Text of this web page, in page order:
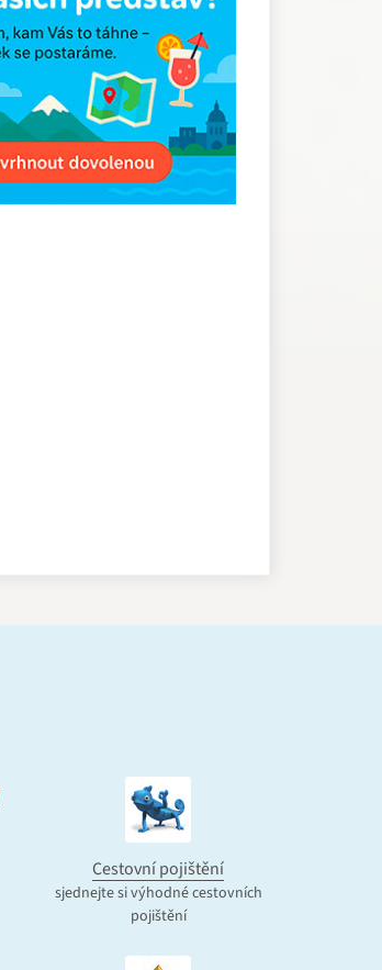
Cestovní pojištění
sjednejte si výhodné cestovních
pojištění